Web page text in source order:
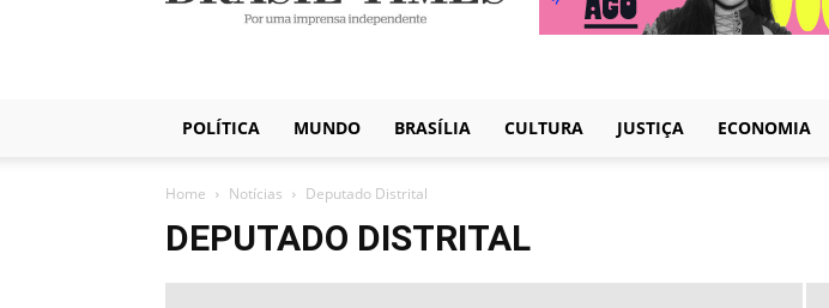
POLÍTICA MUNDO BRASÍLIA CULTURA JUSTIÇA ECONOMIA
Home Notícias Deputado Distrital
DEPUTADO DISTRITAL